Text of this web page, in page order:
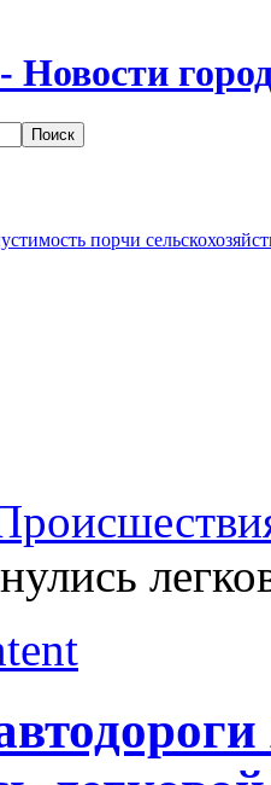
Новости
порчи